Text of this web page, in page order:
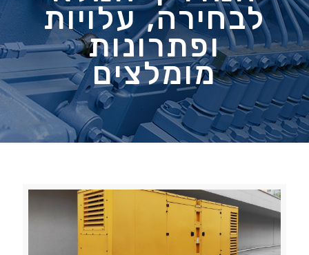
לבחירה, עלויות
ופתרונות
מומלצים